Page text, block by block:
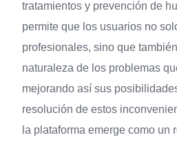
tratamientos y prevención de
permite que los usuarios no
profesionales, sino que
naturaleza de los problemas
mejorando así sus
resolución de estos
la plataforma emerge como un